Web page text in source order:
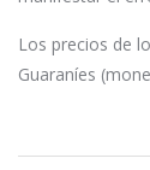
Los precios de
Guaraníes